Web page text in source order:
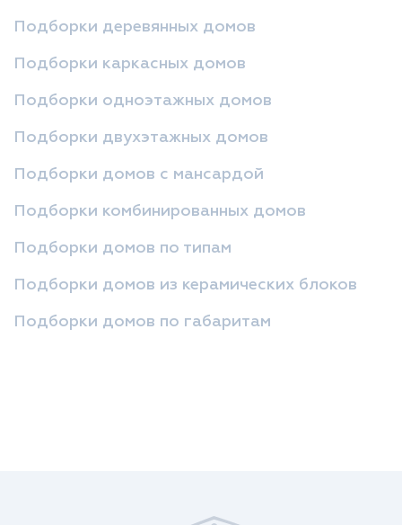
Подборки деревянных домов
Подборки каркасных домов
Подборки одноэтажных домов
Подборки двухэтажных домов
Подборки домов с мансардой
Подборки комбинированных домов
Подборки домов по типам
Подборки домов из керамических блоков
Подборки домов по габаритам